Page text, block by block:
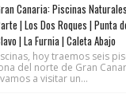
Canaria: Piscinas
| Los Dos Roques | Punta
| La Furnia | Caleta Abajo
hoy traemos seis
del norte de Gran
a visitar un...